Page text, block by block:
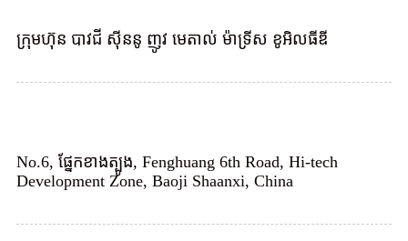
ក្រុមហ៊ុន បាវជី ស៊ីននូ ញូវ មេតាល់ ម៉ាទ្រីស ខូអិលធីឌី
No.6, ផ្នែកខាងត្បូង, Fenghuang 6th Road, Hi-tech
Development Zone, Baoji Shaanxi, China